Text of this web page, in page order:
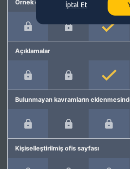
Örnek cümleler
Açıklamalar
Bulunmayan kavramların
Kişiselleştirilmiş ofis sayfası
İptal Et